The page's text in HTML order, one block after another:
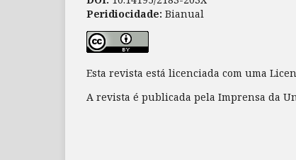
Peridiocidade: Bianual
Esta revista está licenciada com uma
A revista é publicada pela Imprensa da